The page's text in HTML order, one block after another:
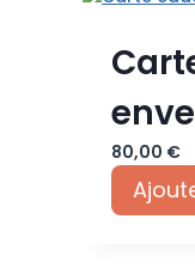
80,00 €